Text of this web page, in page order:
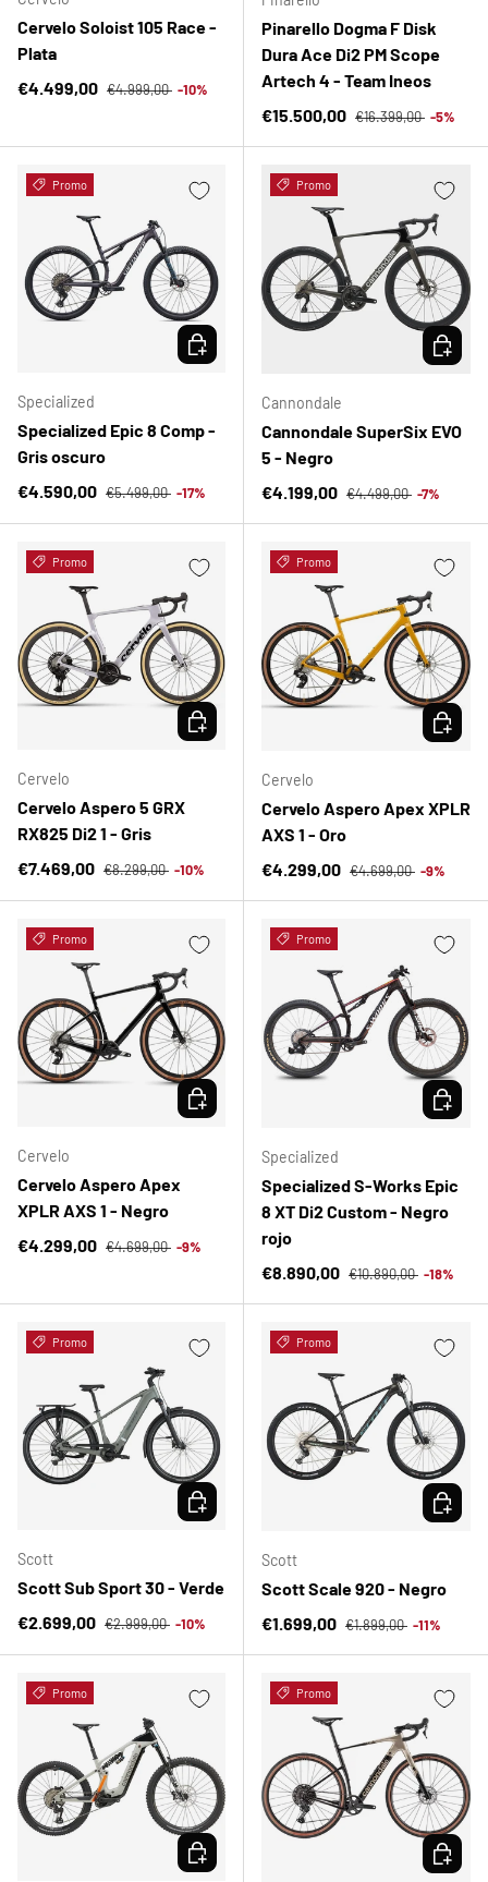
Cervelo Soloist 105 Race -
Plata
Precio de venta
€4.499,00 Precio normal
€4.999,00 -10%
Pinarello Dogma F Disk
Dura Ace Di2 PM Scope
Artech 4 - Team Ineos
Precio de venta
€15.500,00 Precio normal
€16.399,00 -5%
Promo
Specialized
Specialized Epic 8 Comp -
Gris oscuro
Precio de venta
€4.590,00 Precio normal
€5.499,00 -17%
ELEGIR OPCIONES
Promo
Cannondale
Cannondale SuperSix EVO
5 - Negro
Precio de venta
€4.199,00 Precio normal
€4.499,00 -7%
ELEGIR
Promo
Cervelo
Cervelo Aspero 5 GRX
RX825 Di2 1 - Gris
Precio de venta
€7.469,00 Precio normal
€8.299,00 -10%
ELEGIR OPCIONES
Promo
Cervelo
Cervelo Aspero Apex XPLR
AXS 1 - Oro
Precio de venta
€4.299,00 Precio normal
€4.699,00 -9%
ELEGIR
Promo
Cervelo
Cervelo Aspero Apex
XPLR AXS 1 - Negro
Precio de venta
€4.299,00 Precio normal
€4.699,00 -9%
ELEGIR OPCIONES
Promo
Specialized
Specialized S-Works Epic
8 XT Di2 Custom - Negro
rojo
Precio de venta
€8.890,00 Precio normal
€10.890,00 -18%
ELEGIR
Promo
Scott
Scott Sub Sport 30 - Verde
Precio de venta
€2.699,00 Precio normal
€2.999,00 -10%
ELEGIR OPCIONES
Promo
Scott
Scott Scale 920 - Negro
Precio de venta
€1.699,00 Precio normal
€1.899,00 -11%
ELEGIR
Promo
ELEGIR OPCIONES
Promo
ELEGIR